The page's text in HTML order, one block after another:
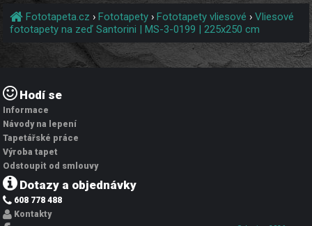
Fototapeta.cz ›Fototapety ›Fototapety vliesové ›Vliesové
fototapety na zeď Santorini | MS-3-0199 | 225x250 cm
Hodí se
Informace
Návody na lepení
Tapetářské práce
Výroba tapet
Odstoupit od smlouvy
Dotazy a objednávky
608 778 488
Kontakty